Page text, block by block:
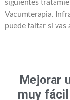
siguientes
Vacumterapia,
puede faltar si vas
Mejorar
muy